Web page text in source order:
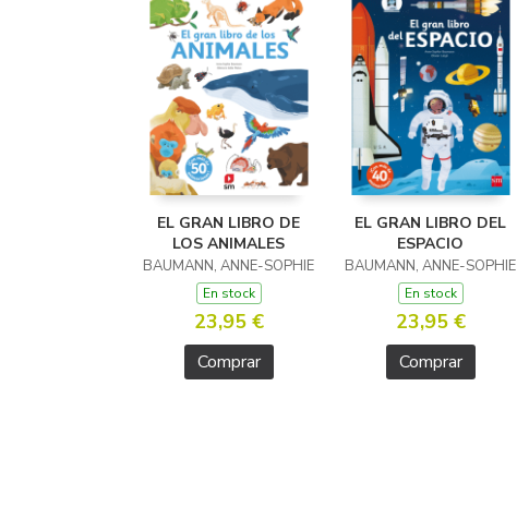
EL GRAN LIBRO DE
LOS ANIMALES
BAUMANN, ANNE-SOPHIE
En stock
23,95 €
Comprar
EL GRAN LIBRO DEL
ESPACIO
BAUMANN, ANNE-SOPHIE
En stock
23,95 €
Comprar